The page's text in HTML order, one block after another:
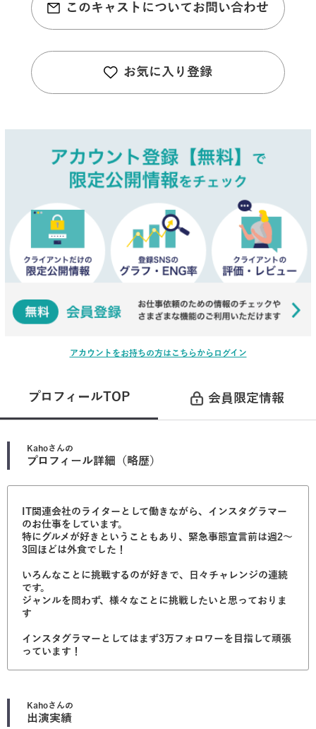
このキャストについてお問い合わせ
お気に入り登録
アカウントをお持ちの方はこちらからログイン
プロフィールTOP 会員限定情報
Kahoさんの
プロフィール詳細（略歴）
IT関連会社のライターとして働きながら、インスタグラマー
のお仕事をしています。
特にグルメが好きということもあり、緊急事態宣言前は週2～
3回ほどは外食でした！
いろんなことに挑戦するのが好きで、日々チャレンジの連続
です。
ジャンルを問わず、様々なことに挑戦したいと思っておりま
す
インスタグラマーとしてはまず3万フォロワーを目指して頑張
っています！
Kahoさんの
出演実績